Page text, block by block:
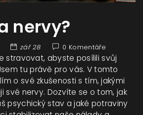
nervy?
zář 28 0 Komentáře
stravovat, abyste posílili svůj
tu právě pro vás. V tomto
o své zkušenosti s tím, jakými
své nervy. Dozvíte se o tom, jak
psychický stav a jaké potraviny